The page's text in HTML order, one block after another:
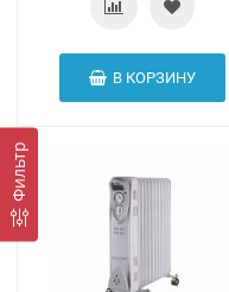
Фильтр
В КОРЗИНУ